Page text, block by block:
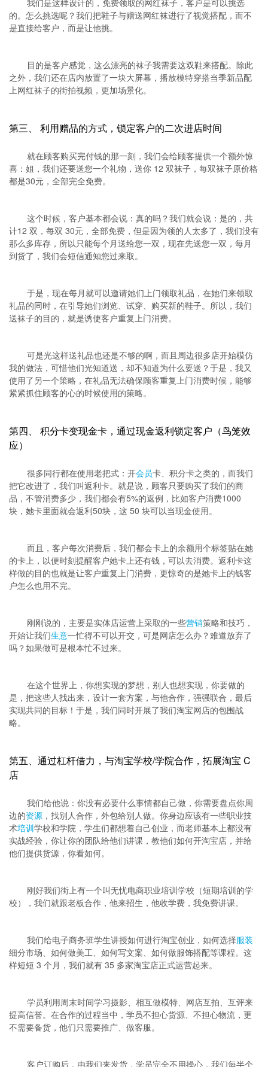
我们是这样设计的，免费领取的网红袜子，客户是可以挑选
的。怎么挑选呢？我们把鞋子与赠送网红袜进行了视觉搭配，而不
是直接给客户，而是让他挑。
目的是客户感觉，这么漂亮的袜子我需要这双鞋来搭配。除此
之外，我们还在店内放置了一块大屏幕，播放模特穿搭当季新品配
上网红袜子的街拍视频，更加场景化。
第三、 利用赠品的方式，锁定客户的二次进店时间
就在顾客购买完付钱的那一刻，我们会给顾客提供一个额外惊
喜：姐，我们还要送您一个礼物，送你 12 双袜子，每双袜子原价格
都是30元，全部完全免费。
这个时候，客户基本都会说：真的吗？我们就会说：是的，共
计12 双，每双 30元，全部免费，但是因为领的人太多了，我们没有
那么多库存，所以只能每个月送给您一双，现在先送您一双，每月
到货了，我们会短信通知您过来取。
于是，现在每月就可以邀请她们上门领取礼品，在她们来领取
礼品的同时，在引导她们浏览、试穿、购买新的鞋子。所以，我们
送袜子的目的，就是诱使客户重复上门消费。
可是光这样送礼品也还是不够的啊，而且周边很多店开始模仿
我的做法，可惜他们光知道送，却不知道为什么要送？于是，我又
使用了另一个策略，在礼品无法确保顾客重复上门消费时候，能够
紧紧抓住顾客的心的时候使用的策略。
第四、 积分卡变现金卡，通过现金返利锁定客户（鸟笼效
应）
很多同行都在使用老把式：开会员卡、积分卡之类的，而我们
把它改进了，我们叫返利卡。就是说，顾客只要购买了我们的商
品，不管消费多少，我们都会有5%的返例，比如客户消费1000
块，她卡里面就会返利50块，这 50 块可以当现金使用。
而且，客户每次消费后，我们都会卡上的余额用个标签贴在她
的卡上，以便时刻提醒客户她卡上还有钱，可以去消费。返利卡这
样做的目的也就是让客户重复上门消费，更惊奇的是她卡上的钱客
户怎么也用不完。
刚刚说的，主要是实体店运营上采取的一些营销策略和技巧，
开始让我们生意一忙得不可以开交，可是网店怎么办？难道放弃了
吗？如果做可是根本忙不过来。
在这个世界上，你想实现的梦想，别人也想实现，你要做的
是，把这些人找出来，设计一套方案，与他合作，强强联合，最后
实现共同的目标！于是，我们同时开展了我们淘宝网店的包围战
略。
第五、通过杠杆借力，与淘宝学校/学院合作，拓展淘宝 C
店
我们给他说：你没有必要什么事情都自己做，你需要盘点你周
边的资源 ，找别人合作，外包给别人做。你身边应该有一些职业技
术培训学校和学院，学生们都想着自己创业，而老师基本上都没有
实战经验，你让你的团队给他们讲课，教他们如何开淘宝店，并给
他们提供货源，你看如何。
刚好我们街上有一个叫无忧电商职业培训学校（短期培训的学
校），我们就跟老板合作，他来招生，他收学费，我免费讲课。
我们给电子商务班学生讲授如何进行淘宝创业，如何选择服装
细分市场、如何做美工、如何写文案、如何做服饰搭配等课程。这
样短短 3 个月，我们就有 35 多家淘宝店正式运营起来。
学员利用周末时间学习摄影、相互做模特、网店互拍、互评来
提高信誉。在合作的过程当中，学员不担心货源、不担心物流，更
不需要备货，他们只需要推广、做客服。
客户订购后，由我们来发货，学员完全不用操心，我们每半个